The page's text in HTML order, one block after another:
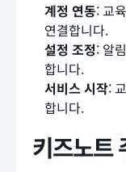
계정 연동: 교
연결합니다.
설정 조정: 알
합니다.
서비스 시작:
합니다.
키즈노트